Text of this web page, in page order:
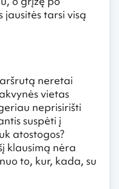
jausitės tarsi visą
neretai
vietas
neprisirišti
suspėti į
atostogos?
klausimą nėra
to, kur, kada, su